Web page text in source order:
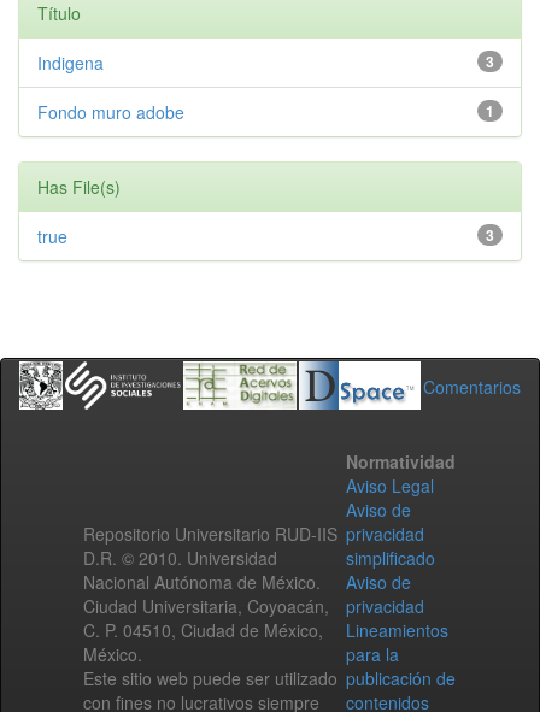
Título
3
Indigena
1
Fondo muro adobe
Has File(s)
3
true
Comentarios
Repositorio Universitario RUD-IIS
D.R. © 2010. Universidad
Nacional Autónoma de México.
Ciudad Universitaria, Coyoacán,
C. P. 04510, Ciudad de México,
México.
Este sitio web puede ser utilizado
con fines no lucrativos siempre
Normatividad
Aviso Legal
Aviso de
privacidad
simplificado
Aviso de
privacidad
Lineamientos
para la
publicación de
contenidos